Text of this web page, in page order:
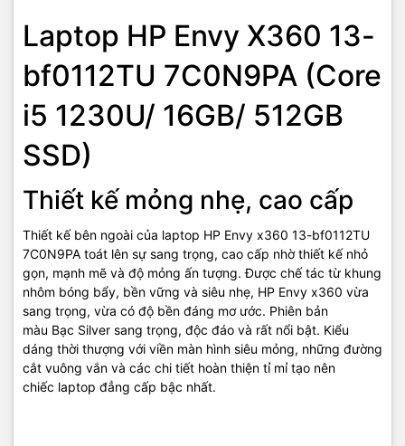
Laptop HP Envy X360 13-
bf0112TU 7C0N9PA (Core
i5 1230U/ 16GB/ 512GB
SSD)
Thiết kế mỏng nhẹ, cao cấp
Thiết kế bên ngoài của laptop HP Envy x360 13-bf0112TU
7C0N9PA toát lên sự sang trọng, cao cấp nhờ thiết kế nhỏ
gọn, mạnh mẽ và độ mỏng ấn tượng. Được chế tác từ khung
nhôm bóng bẩy, bền vững và siêu nhẹ, HP Envy x360 vừa
sang trọng, vừa có độ bền đáng mơ ước. Phiên bản
màu Bạc Silver sang trọng, độc đáo và rất nổi bật. Kiểu
dáng thời thượng với viền màn hình siêu mỏng, những đường
cắt vuông vắn và các chi tiết hoàn thiện tỉ mỉ tạo nên
chiếc laptop đẳng cấp bậc nhất.
hoạt động mượt mà, đảm bảo cho công việc luôn trôi chảy.
Tối ưu bảo mật
HP Envy x360 13-bf0112TU 7C0N9PA cho phép bạn làm chủ
hoàn toàn quyền riêng tư của mình khi sử dụng. Bạn sẽ có phím tắt
để đóng màn trập camera và tắt micro khi không cần thiết. Như
vậy hình ảnh và cuộc trò chuyện của bạn sẽ không bị các tin tặc